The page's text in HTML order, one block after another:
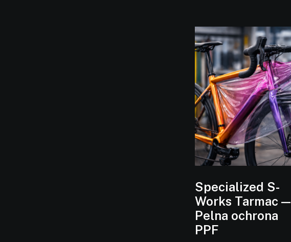
Specialized S-
Works Tarmac —
Pelna ochrona
PPF